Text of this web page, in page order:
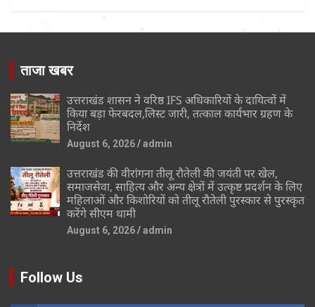
ताजा खबर
उत्तराखंड शासन ने वरिष्ठ IFS अधिकारियों के दायित्वों में
किया बड़ा फेरबदल,लिस्ट जारी, तत्काल कार्यभार ग्रहण के
निर्देश
August 6, 2026 admin
उत्तराखंड की वीरांगना तीलू रौतेली की जयंती पर खेल,
समाजसेवा, साहित्य और अन्य क्षेत्रों में उत्कृष्ट प्रदर्शन के लिए
महिलाओं और किशोरियों को तीलू रौतेली पुरस्कार से पुरस्कृत
करेंगे सीएम धामी
August 6, 2026 admin
Follow Us